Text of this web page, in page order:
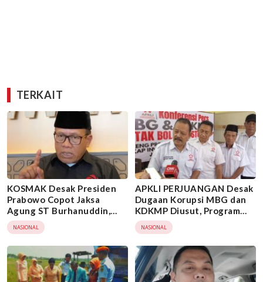
TERKAIT
KOSMAK Desak Presiden
Prabowo Copot Jaksa
Agung ST Burhanuddin,
Minta KPK Ambil Alih Kasus
Febrie Adriansyah
NASIONAL
APKLI PERJUANGAN Desak
Dugaan Korupsi MBG dan
KDKMP Diusut, Program
Diminta Tetap Berjalan
NASIONAL